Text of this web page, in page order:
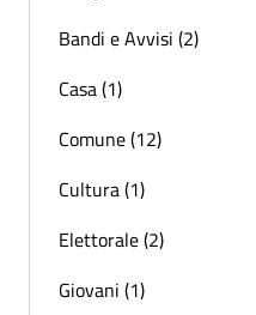
Bandi e Avvisi (2)
Casa (1)
Comune (12)
Cultura (1)
Elettorale (2)
Giovani (1)